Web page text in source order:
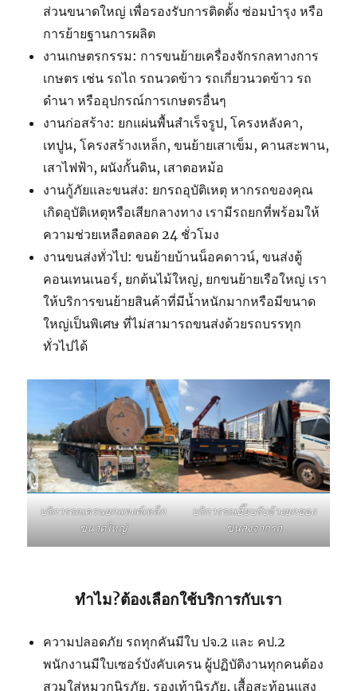
ส่วนขนาดใหญ่ เพื่อรองรับการติดตั้ง ซ่อมบำรุง หรือ
การย้ายฐานการผลิต
งานเกษตรกรรม: การขนย้ายเครื่องจักรกลทางการ
เกษตร เช่น รถไถ รถนวดข้าว รถเกี่ยวนวดข้าว รถ
ดำนา หรืออุปกรณ์การเกษตรอื่นๆ
งานก่อสร้าง: ยกแผ่นพื้นสำเร็จรูป, โครงหลังคา,
เทปูน, โครงสร้างเหล็ก, ขนย้ายเสาเข็ม, คานสะพาน,
เสาไฟฟ้า, ผนังกั้นดิน, เสาตอหม้อ
งานกู้ภัยและขนส่ง: ยกรถอุบัติเหตุ หากรถของคุณ
เกิดอุบัติเหตุหรือเสียกลางทาง เรามีรถยกที่พร้อมให้
ความช่วยเหลือตลอด 24 ชั่วโมง
งานขนส่งทั่วไป: ขนย้ายบ้านน็อคดาวน์, ขนส่งตู้
คอนเทนเนอร์, ยกต้นไม้ใหญ่, ยกขนย้ายเรือใหญ่ เรา
ให้บริการขนย้ายสินค้าที่มีน้ำหนักมากหรือมีขนาด
ใหญ่เป็นพิเศษ ที่ไม่สามารถขนส่งด้วยรถบรรทุก
ทั่วไปได้
บริการรถเครนยกแทงค์เหล็ก
ขนาดใหญ่
บริการรถเฮี๊ยบรับจ้างยกของ
ขนลงจากรถ
ทำไม?ต้องเลือกใช้บริการกับเรา
ความปลอดภัย รถทุกคันมีใบ ปจ.2 และ คป.2
พนักงานมีใบเซอร์บังคับเครน ผู้ปฏิบัติงานทุกคนต้อง
สวมใส่หมวกนิรภัย, รองเท้านิรภัย, เสื้อสะท้อนแสง